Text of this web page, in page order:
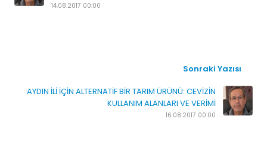
14.08.2017 00:00
Sonraki Yazısı
AYDIN İLİ İÇİN ALTERNATİF BİR TARIM ÜRÜNÜ: CEVİZİN
KULLANIM ALANLARI VE VERİMİ
16.08.2017 00:00